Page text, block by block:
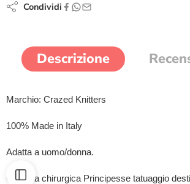
Condividi
Descrizione
Marchio: Crazed Knitters
100% Made in Italy
Adatta a uomo/donna.
Cuffietta chirurgica Principesse tatuaggio